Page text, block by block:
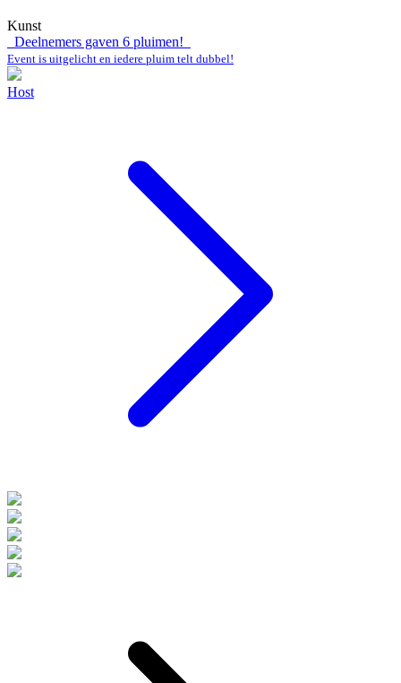
Kunst
Deelnemers gaven 6 pluimen!
Event is uitgelicht en iedere pluim telt dubbel!
Host